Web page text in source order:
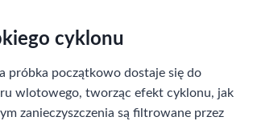
cyklonu
próbka początkowo dostaje się do
wlotowego, tworząc efekt cyklonu, jak
zanieczyszczenia są filtrowane przez